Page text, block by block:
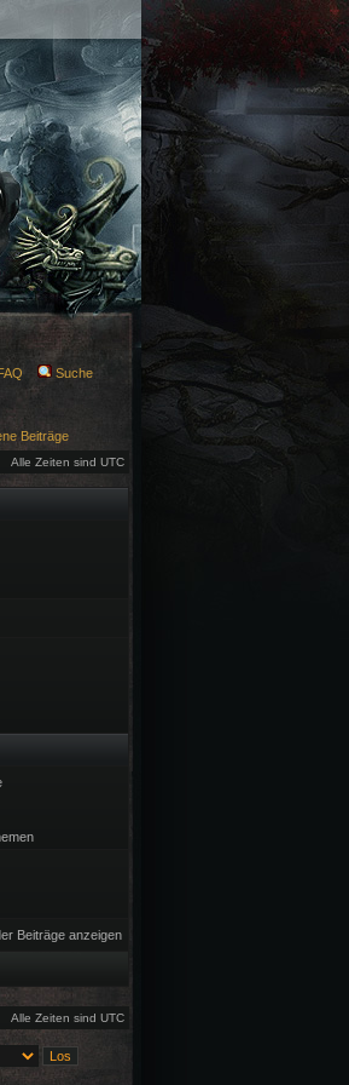
Suche
Beiträge
Alle Zeiten sind UTC
Beiträge anzeigen
Alle Zeiten sind UTC